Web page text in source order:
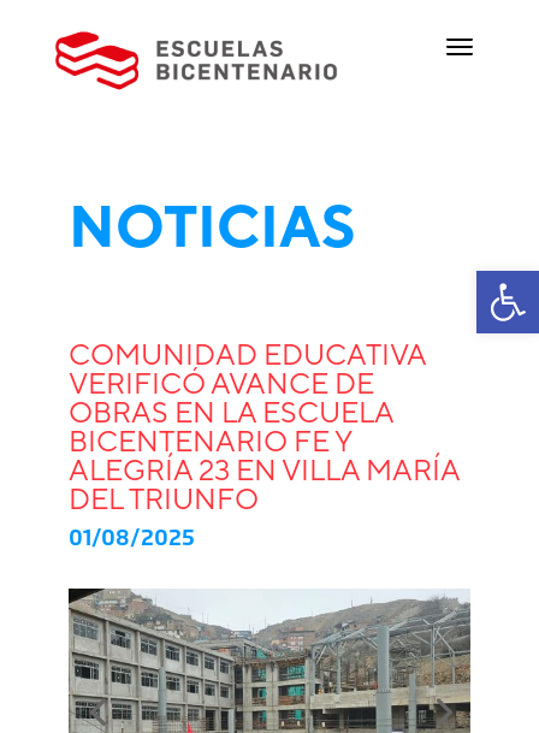
NOTICIAS
COMUNIDAD EDUCATIVA
VERIFICÓ AVANCE DE
OBRAS EN LA ESCUELA
BICENTENARIO FE Y
ALEGRÍA 23 EN VILLA MARÍA
DEL TRIUNFO
01/08/2025